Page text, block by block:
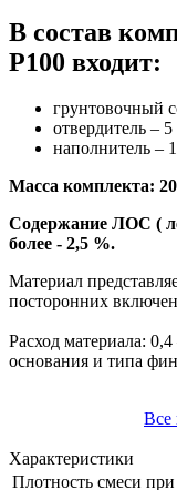
В состав
P100 входит:
грунтовочный
отвердитель – 5
наполнитель –
Масса комплекта: 20
Содержание ЛОС (
более - 2,5 %.
Материал
посторонних
Расход материала:
основания и типа
Все
Характеристики
Плотность смеси